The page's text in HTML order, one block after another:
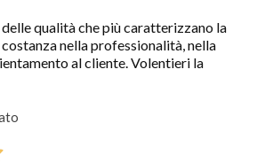
delle qualità che più caratterizzano la
nella professionalità, nella
al cliente. Volentieri la